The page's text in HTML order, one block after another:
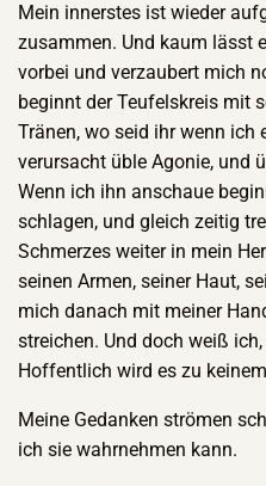
Mein innerstes ist wieder
zusammen. Und kaum lässt
vorbei und verzaubert mich
beginnt der Teufelskreis mit
Tränen, wo seid ihr wenn ich
verursacht üble Agonie, und
Wenn ich ihn anschaue
schlagen, und gleich zeitig
Schmerzes weiter in mein
seinen Armen, seiner Haut,
mich danach mit meiner
streichen. Und doch weiß
Hoffentlich wird es zu
Meine Gedanken strömen
ich sie wahrnehmen kann.